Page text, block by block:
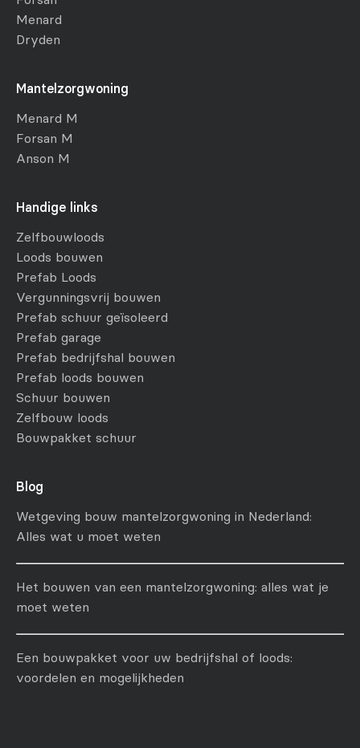
Menard
Dryden
Mantelzorgwoning
Menard M
Forsan M
Anson M
Handige links
Zelfbouwloods
Loods bouwen
Prefab Loods
Vergunningsvrij bouwen
Prefab schuur geïsoleerd
Prefab garage
Prefab bedrijfshal bouwen
Prefab loods bouwen
Schuur bouwen
Zelfbouw loods
Bouwpakket schuur
Blog
Wetgeving bouw mantelzorgwoning in Nederland:
Alles wat u moet weten
Het bouwen van een mantelzorgwoning: alles wat je
moet weten
Een bouwpakket voor uw bedrijfshal of loods:
voordelen en mogelijkheden